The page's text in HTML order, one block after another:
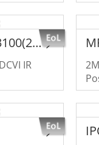
HAC-HMW3100(2.1mm)
IR